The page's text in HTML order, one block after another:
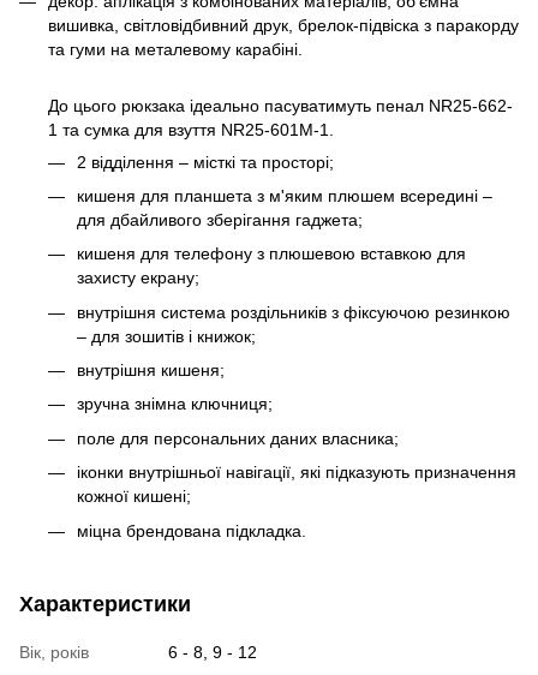
вишивка, світловідбивний друк, брелок-підвіска з паракорду
та гуми на металевому карабіні.
До цього рюкзака ідеально пасуватимуть пенал NR25-662-
1 та сумка для взуття NR25-601M-1.
2 відділення – місткі та просторі;
кишеня для планшета з м'яким плюшем всередині –
для дбайливого зберігання гаджета;
кишеня для телефону з плюшевою вставкою для
захисту екрану;
внутрішня система роздільників з фіксуючою резинкою
– для зошитів і книжок;
внутрішня кишеня;
зручна знімна ключниця;
поле для персональних даних власника;
іконки внутрішньої навігації, які підказують призначення
кожної кишені;
міцна брендована підкладка.
Характеристики
Вік, років
6 - 8, 9 - 12